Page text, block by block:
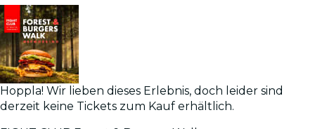
Hoppla! Wir lieben dieses Erlebnis, doch leider sind
derzeit keine Tickets zum Kauf erhältlich.